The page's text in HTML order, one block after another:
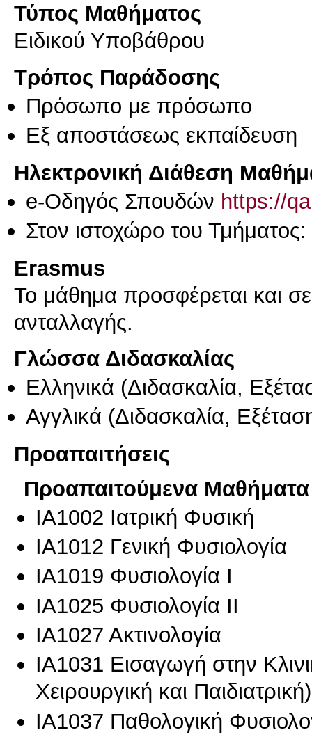
Τύπος Μαθήματος
Ειδικού Υποβάθρου
Τρόπος Παράδοσης
Πρόσωπο με πρόσωπο
Eξ απoστάσεως εκπαίδευση
Ηλεκτρονική Διάθεση
e-Οδηγός Σπουδών https://
Στον ιστοχώρο του Τμήματος:
Erasmus
Το μάθημα προσφέρεται και
ανταλλαγής.
Γλώσσα Διδασκαλίας
Ελληνικά (Διδασκαλία,
Αγγλικά (Διδασκαλία,
Προαπαιτήσεις
Προαπαιτούμενα Μαθήματα
ΙΑ1002 Ιατρική Φυσική
ΙΑ1012 Γενική Φυσιολογία
ΙΑ1019 Φυσιολογία I
ΙΑ1025 Φυσιολογία II
ΙΑ1027 Ακτινολογία
ΙΑ1031 Εισαγωγή στην
Χειρουργική και Παιδιατρική)
ΙΑ1037 Παθολογική